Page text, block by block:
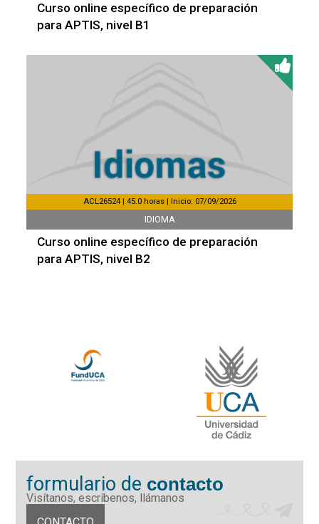
Curso online específico de preparación
para APTIS, nivel B1
ACL26524 | 45.0 horas | Inicio: 07/09/2026
IDIOMA
Curso online específico de preparación
para APTIS, nivel B2
formulario de contacto
Visítanos, escríbenos, llámanos